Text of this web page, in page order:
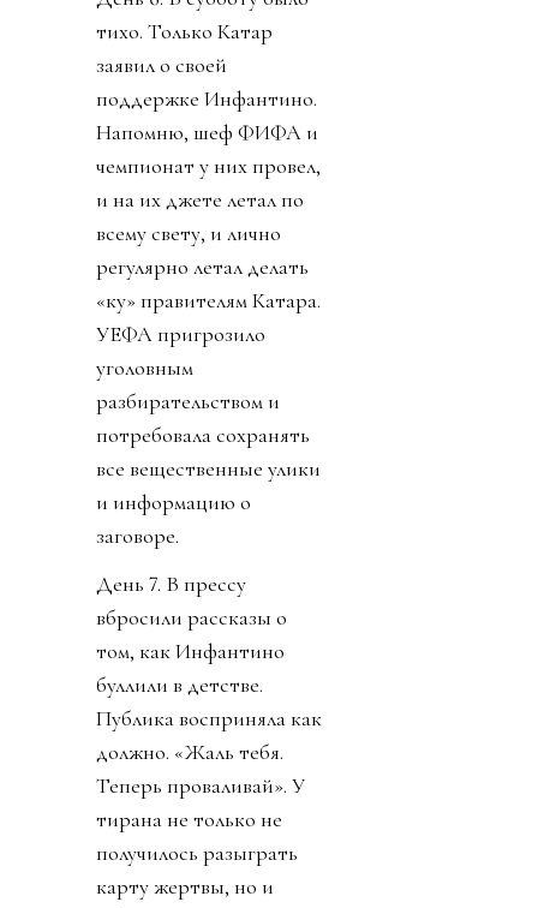
тихо. Только Катар
заявил о своей
поддержке Инфантино.
Напомню, шеф ФИФА и
чемпионат у них провел,
и на их джете летал по
всему свету, и лично
регулярно летал делать
«ку» правителям Катара.
УЕФА пригрозило
уголовным
разбирательством и
потребовала сохранять
все вещественные улики
и информацию о
заговоре.
День 7. В прессу
вбросили рассказы о
том, как Инфантино
буллили в детстве.
Публика восприняла как
должно. «Жаль тебя.
Теперь проваливай». У
тирана не только не
получилось разыграть
карту жертвы, но и